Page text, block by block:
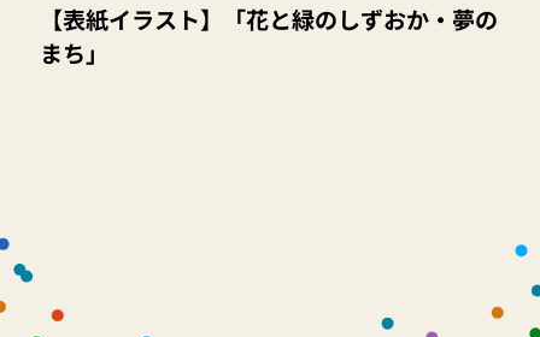
【表紙イラスト】「花と緑のしずおか・夢の
まち」